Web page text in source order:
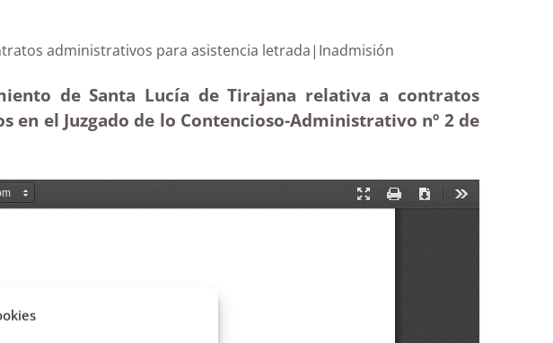
contratos administrativos para asistencia letrada|Inadmisión
de Santa Lucía de Tirajana relativa a contratos
el Juzgado de lo Contencioso-Administrativo nº 2 de